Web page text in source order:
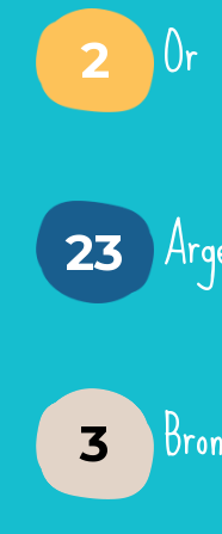
2 Or
23
3